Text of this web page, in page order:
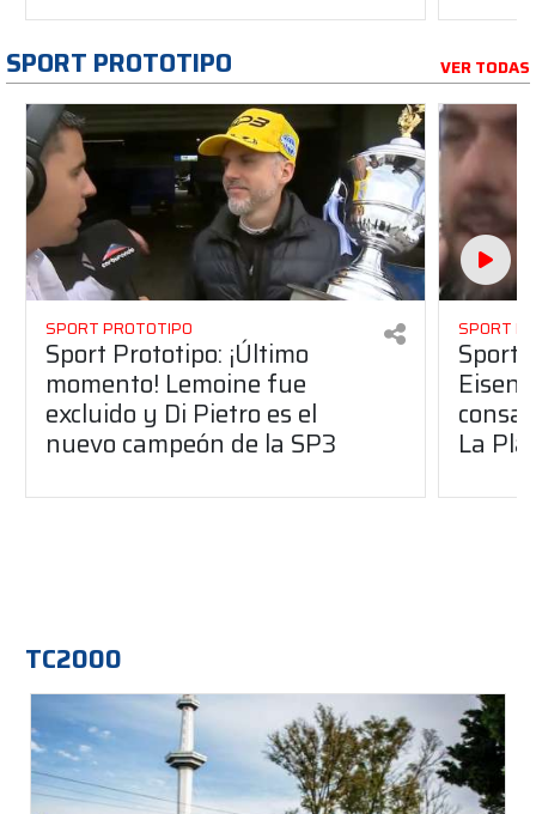
SPORT PROTOTIPO VER TODAS
SPORT PROTOTIPO
Sport Prototipo: ¡Último
momento! Lemoine fue
excluido y Di Pietro es el
nuevo campeón de la SP3
SPORT
Sport
La
TC2000